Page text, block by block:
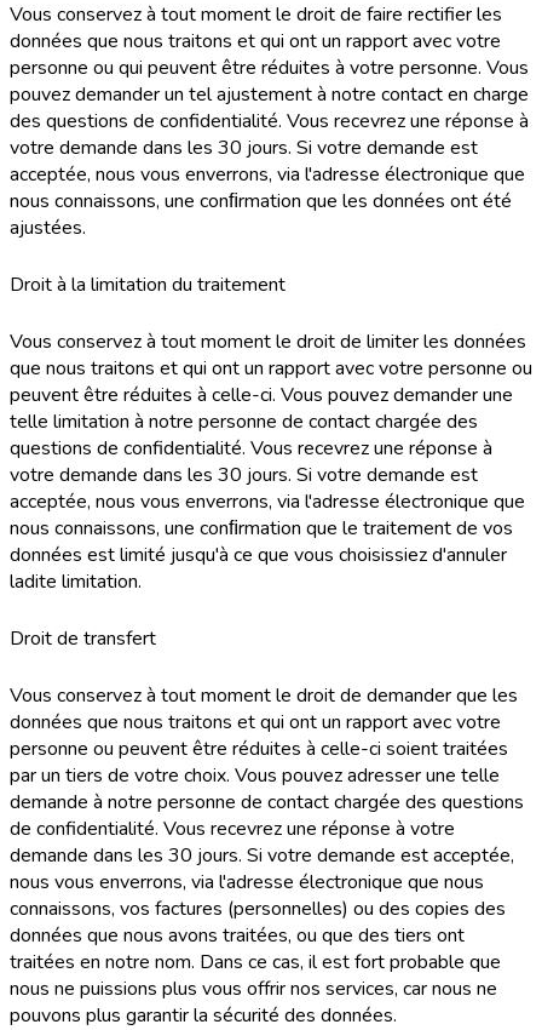
Vous conservez à tout moment le droit de faire rectifier les
données que nous traitons et qui ont un rapport avec votre
personne ou qui peuvent être réduites à votre personne. Vous
pouvez demander un tel ajustement à notre contact en charge
des questions de confidentialité. Vous recevrez une réponse à
votre demande dans les 30 jours. Si votre demande est
acceptée, nous vous enverrons, via l'adresse électronique que
nous connaissons, une conﬁrmation que les données ont été
ajustées.
Droit à la limitation du traitement
Vous conservez à tout moment le droit de limiter les données
que nous traitons et qui ont un rapport avec votre personne ou
peuvent être réduites à celle-ci. Vous pouvez demander une
telle limitation à notre personne de contact chargée des
questions de confidentialité. Vous recevrez une réponse à
votre demande dans les 30 jours. Si votre demande est
acceptée, nous vous enverrons, via l'adresse électronique que
nous connaissons, une conﬁrmation que le traitement de vos
données est limité jusqu'à ce que vous choisissiez d'annuler
ladite limitation.
Droit de transfert
Vous conservez à tout moment le droit de demander que les
données que nous traitons et qui ont un rapport avec votre
personne ou peuvent être réduites à celle-ci soient traitées
par un tiers de votre choix. Vous pouvez adresser une telle
demande à notre personne de contact chargée des questions
de confidentialité. Vous recevrez une réponse à votre
demande dans les 30 jours. Si votre demande est acceptée,
nous vous enverrons, via l'adresse électronique que nous
connaissons, vos factures (personnelles) ou des copies des
données que nous avons traitées, ou que des tiers ont
traitées en notre nom. Dans ce cas, il est fort probable que
nous ne puissions plus vous offrir nos services, car nous ne
pouvons plus garantir la sécurité des données.